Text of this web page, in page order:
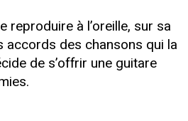
reproduire à l’oreille, sur sa
accords des chansons qui la
de s’offrir une guitare